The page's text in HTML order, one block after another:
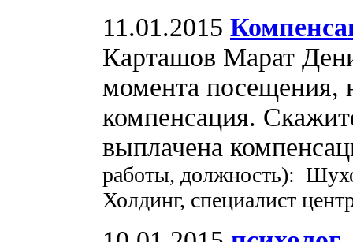
11.01.2015
Карташов Марат
момента посещения,
компенсация.
выплачена
работы, должность):
Холдинг, специалист